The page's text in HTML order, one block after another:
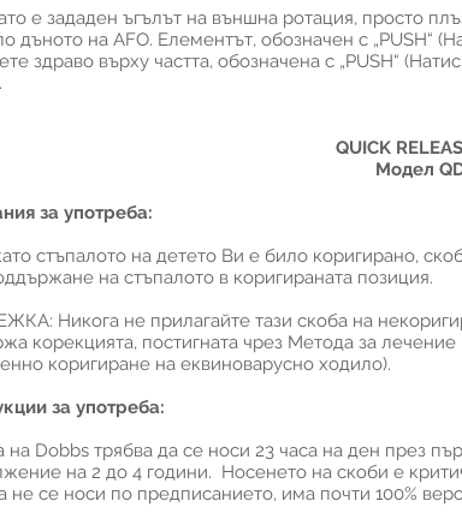
е зададен ъгълът на външна ротация, просто
дъното на AFO. Елементът, обозначен с „PUSH“
здраво върху частта, обозначена с „PUSH“
QUICK
Модел
за употреба:
стъпалото на детето Ви е било коригирано,
на стъпалото в коригираната позиция.
Никога не прилагайте тази скоба на
корекцията, постигната чрез Метода за
коригиране на еквиноварусно ходило).
за употреба:
на Dobbs трябва да се носи 23 часа на ден през
на 2 до 4 години. Носенето на скоби е
не се носи по предписанието, има почти 100%